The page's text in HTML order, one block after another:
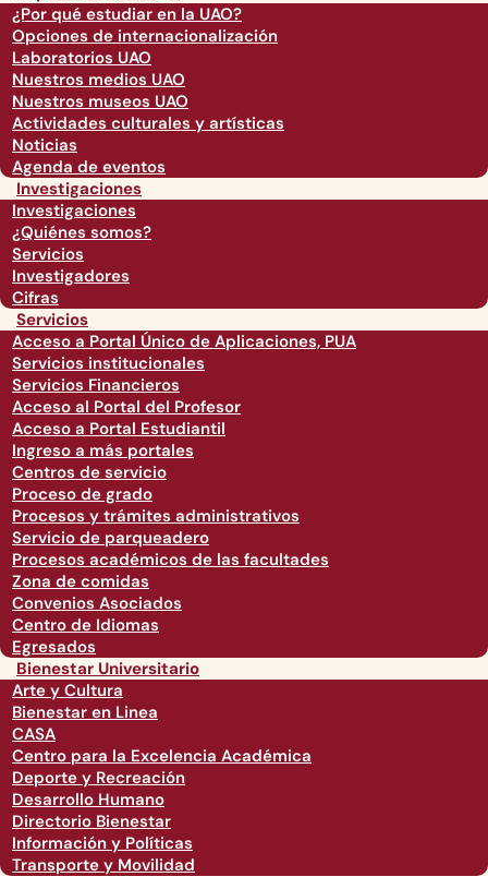
¿Por qué estudiar en la UAO?
Opciones de internacionalización
Laboratorios UAO
Nuestros medios UAO
Nuestros museos UAO
Actividades culturales y artísticas
Noticias
Agenda de eventos
Investigaciones
Investigaciones
¿Quiénes somos?
Servicios
Investigadores
Cifras
Servicios
Acceso a Portal Único de Aplicaciones, PUA
Servicios institucionales
Servicios Financieros
Acceso al Portal del Profesor
Acceso a Portal Estudiantil
Ingreso a más portales
Centros de servicio
Proceso de grado
Procesos y trámites administrativos
Servicio de parqueadero
Procesos académicos de las facultades
Zona de comidas
Convenios Asociados
Centro de Idiomas
Egresados
Bienestar Universitario
Arte y Cultura
Bienestar en Linea
CASA
Centro para la Excelencia Académica
Deporte y Recreación
Desarrollo Humano
Directorio Bienestar
Información y Políticas
Transporte y Movilidad